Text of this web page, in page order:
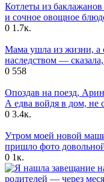
Котлеты из
и сочное овощное
0 1.7к.
Мама ушла из жизни, а
наследством —
0 558
Опоздав на поезд,
А едва войдя в дом, не
0 3.4к.
Утром моей новой
пришло фото
0 1к.